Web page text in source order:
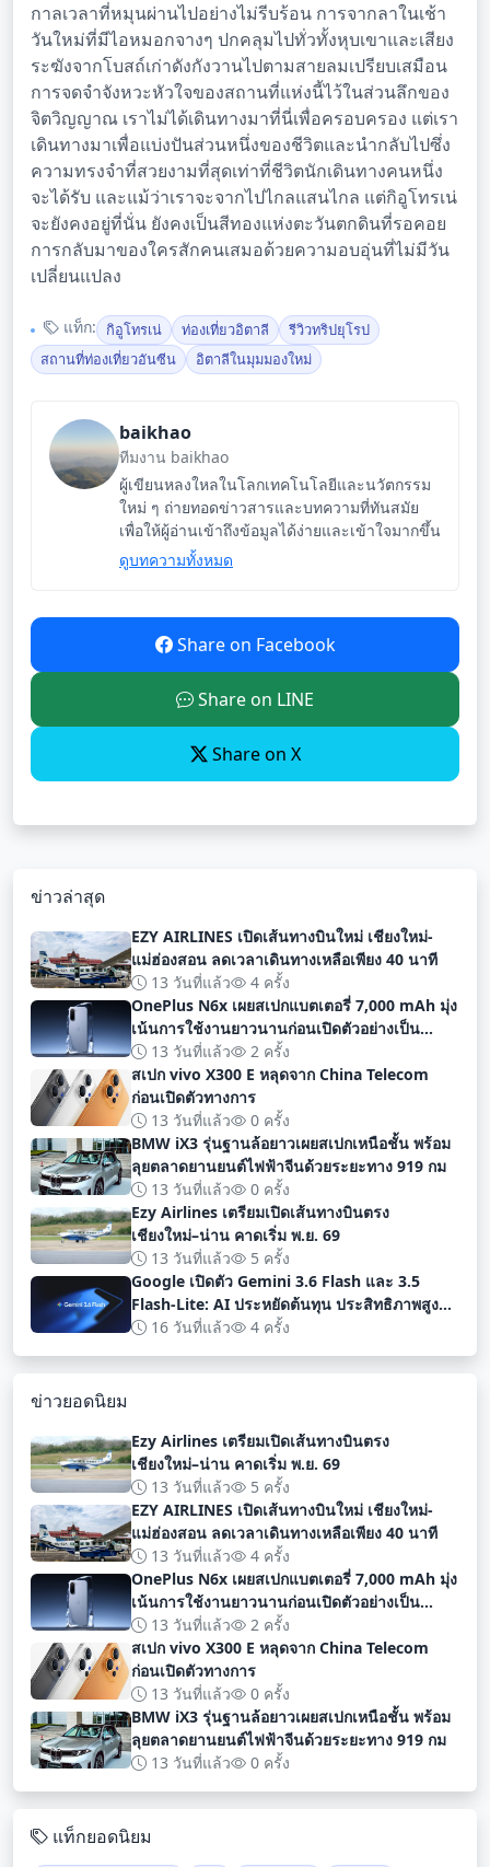
กาลเวลาที่หมุนผ่านไปอย่างไม่รีบร้อน การจากลาในเช้า
วันใหม่ที่มีไอหมอกจางๆ ปกคลุมไปทั่วทั้งหุบเขาและเสียง
ระฆังจากโบสถ์เก่าดังกังวานไปตามสายลมเปรียบเสมือน
การจดจำจังหวะหัวใจของสถานที่แห่งนี้ไว้ในส่วนลึกของ
จิตวิญญาณ เราไม่ได้เดินทางมาที่นี่เพื่อครอบครอง แต่เรา
เดินทางมาเพื่อแบ่งปันส่วนหนึ่งของชีวิตและนำกลับไปซึ่ง
ความทรงจำที่สวยงามที่สุดเท่าที่ชีวิตนักเดินทางคนหนึ่ง
จะได้รับ และแม้ว่าเราจะจากไปไกลแสนไกล แต่กิอูโทรเน่
จะยังคงอยู่ที่นั่น ยังคงเป็นสีทองแห่งตะวันตกดินที่รอคอย
การกลับมาของใครสักคนเสมอด้วยความอบอุ่นที่ไม่มีวัน
เปลี่ยนแปลง
แท็ก: กิอูโทรเน่ ท่องเที่ยวอิตาลี
รีวิวทริปยุโรป
สถานที่ท่องเที่ยวอันซีน
อิตาลีในมุมมองใหม่
baikhao
ทีมงาน baikhao
ผู้เขียนหลงใหลในโลกเทคโนโลยีและนวัตกรรม
ใหม่ ๆ ถ่ายทอดข่าวสารและบทความที่ทันสมัย
เพื่อให้ผู้อ่านเข้าถึงข้อมูลได้ง่ายและเข้าใจมากขึ้น
ดูบทความทั้งหมด
Share on Facebook
Share on LINE
Share on X
ข่าวล่าสุด
EZY AIRLINES เปิดเส้นทางบินใหม่ เชียงใหม่-
แม่ฮ่องสอน ลดเวลาเดินทางเหลือเพียง 40 นาที
13 วันที่แล้ว
4 ครั้ง
OnePlus N6x เผยสเปกแบตเตอรี่ 7,000 mAh มุ่ง
เน้นการใช้งานยาวนานก่อนเปิดตัวอย่างเป็น
ทางการ
13 วันที่แล้ว
2 ครั้ง
สเปก vivo X300 E หลุดจาก China Telecom
ก่อนเปิดตัวทางการ
13 วันที่แล้ว
0 ครั้ง
BMW iX3 รุ่นฐานล้อยาวเผยสเปกเหนือชั้น พร้อม
ลุยตลาดยานยนต์ไฟฟ้าจีนด้วยระยะทาง 919 กม
13 วันที่แล้ว
0 ครั้ง
Ezy Airlines เตรียมเปิดเส้นทางบินตรง
เชียงใหม่–น่าน คาดเริ่ม พ.ย. 69
13 วันที่แล้ว
5 ครั้ง
Google เปิดตัว Gemini 3.6 Flash และ 3.5
Flash-Lite: AI ประหยัดต้นทุน ประสิทธิภาพสูง
สำหรับนักพัฒนา
16 วันที่แล้ว 4 ครั้ง
ข่าวยอดนิยม
Ezy Airlines เตรียมเปิดเส้นทางบินตรง
เชียงใหม่–น่าน คาดเริ่ม พ.ย. 69
13 วันที่แล้ว
5 ครั้ง
EZY AIRLINES เปิดเส้นทางบินใหม่ เชียงใหม่-
แม่ฮ่องสอน ลดเวลาเดินทางเหลือเพียง 40 นาที
13 วันที่แล้ว
4 ครั้ง
OnePlus N6x เผยสเปกแบตเตอรี่ 7,000 mAh มุ่ง
เน้นการใช้งานยาวนานก่อนเปิดตัวอย่างเป็น
ทางการ
13 วันที่แล้ว
2 ครั้ง
สเปก vivo X300 E หลุดจาก China Telecom
ก่อนเปิดตัวทางการ
13 วันที่แล้ว
0 ครั้ง
BMW iX3 รุ่นฐานล้อยาวเผยสเปกเหนือชั้น พร้อม
ลุยตลาดยานยนต์ไฟฟ้าจีนด้วยระยะทาง 919 กม
13 วันที่แล้ว
0 ครั้ง
แท็กยอดนิยม